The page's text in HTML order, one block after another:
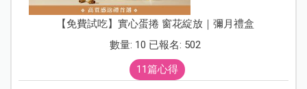
【免費試吃】實心蛋捲 窗花綻放｜彌月禮盒
數量: 10 已報名: 502
11篇心得